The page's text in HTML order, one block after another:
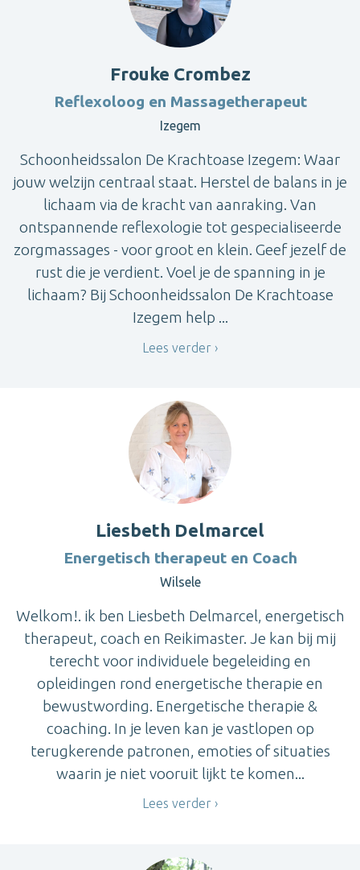
Frouke Crombez
Reflexoloog en Massagetherapeut
Izegem
Schoonheidssalon De Krachtoase Izegem: Waar
jouw welzijn centraal staat. Herstel de balans in je
lichaam via de kracht van aanraking. Van
ontspannende reflexologie tot gespecialiseerde
zorgmassages - voor groot en klein. Geef jezelf de
rust die je verdient. Voel je de spanning in je
lichaam? Bij Schoonheidssalon De Krachtoase
Izegem help ...
Lees verder
Liesbeth Delmarcel
Energetisch therapeut en Coach
Wilsele
Welkom!. ik ben Liesbeth Delmarcel, energetisch
therapeut, coach en Reikimaster. Je kan bij mij
terecht voor individuele begeleiding en
opleidingen rond energetische therapie en
bewustwording. Energetische therapie &
coaching. In je leven kan je vastlopen op
terugkerende patronen, emoties of situaties
waarin je niet vooruit lijkt te komen...
Lees verder